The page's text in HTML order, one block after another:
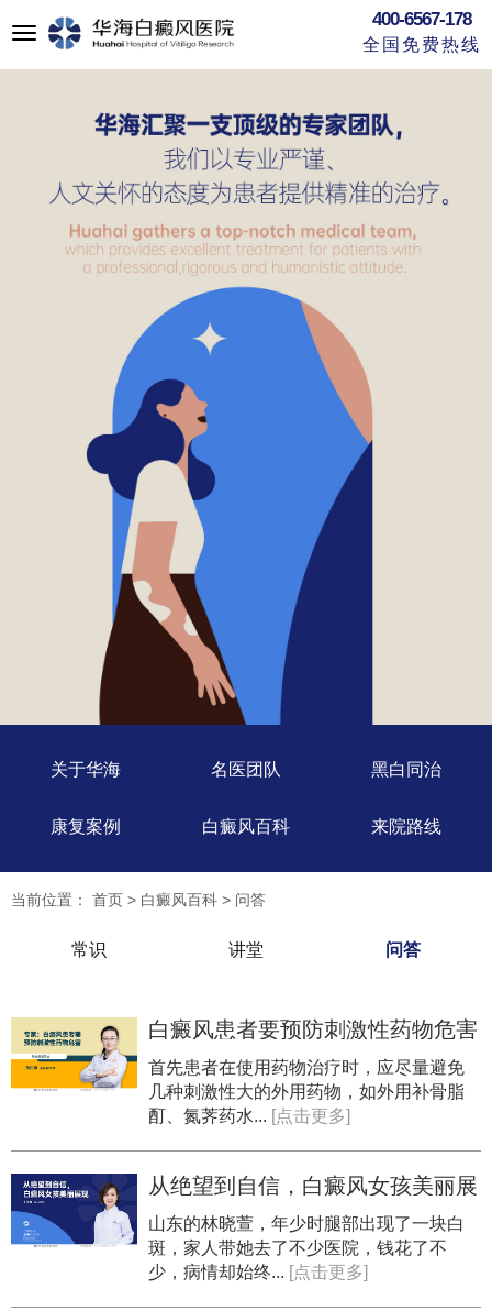
切
400-6567-178
全国免费热线
关于华海 名医团队 黑白同治
康复案例 白癜风百科 来院路线
当前位置： 首页 > 白癜风百科 > 问答
常识 讲堂 问答
白癜风患者要预防刺激性药物危害
首先患者在使用药物治疗时，应尽量避免
几种刺激性大的外用药物，如外用补骨脂
酊、氮荠药水... [点击更多]
从绝望到自信，白癜风女孩美丽展
现
山东的林晓萱，年少时腿部出现了一块白
斑，家人带她去了不少医院，钱花了不
少，病情却始终... [点击更多]